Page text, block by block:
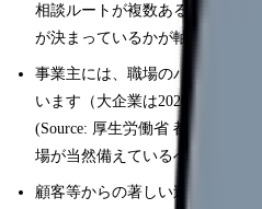
相談ルートが複数あるか、記録
が決まっているかが軸です。
事業主には、職場のパワハラ防
います（大企業は2020年6月、中
(Source: 厚生労働省 都道府県労
場が当然備えているべき体制」
顧客等からの著しい迷惑行為（